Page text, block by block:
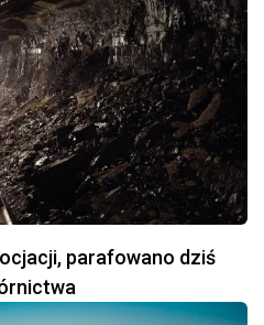
parafowano dziś